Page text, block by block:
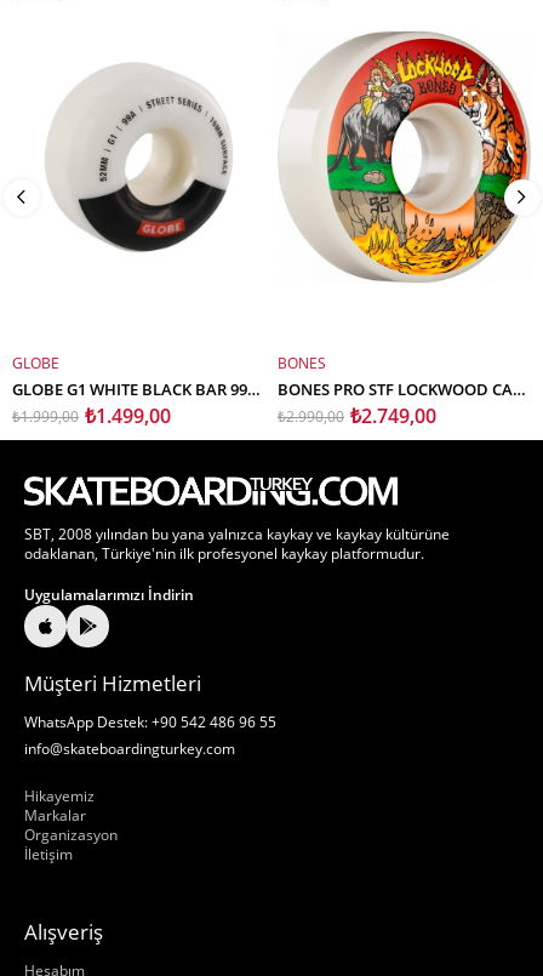
SEPETE EKLE
GLOBE
GLOBE G1 WHITE BLACK BAR 99A 52MM KAYKAY TEKERLEK SETİ
₺1.499,00
₺1.999,00
SEPETE EKLE
BONES
BONES PRO STF LOCKWOOD CAT FIGHT KAYKAY TEKERLEK SETİ 52MM V3 SLIMS 103A
₺2.749,00
₺2.990,00
SBT, 2008 yılından bu yana yalnızca kaykay ve kaykay kültürüne
odaklanan, Türkiye'nin ilk profesyonel kaykay platformudur.
Uygulamalarımızı İndirin
Müşteri Hizmetleri
WhatsApp Destek: +90 542 486 96 55
info@skateboardingturkey.com
Hikayemiz
Markalar
Organizasyon
İletişim
Alışveriş
Hesabım